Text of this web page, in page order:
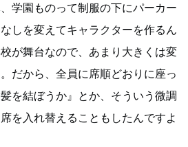
学園ものって制服の下にパーカー
しを変えてキャラクターを作るん
が舞台なので、あまり大きくは変
だから、全員に席順どおりに座っ
を結ぼうか』とか、そういう微調
を入れ替えることもしたんですよ